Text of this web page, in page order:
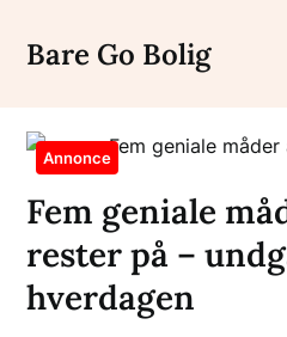
content
Bare Go Bolig
Annonce
Fem geniale
rester på –
hverdagen